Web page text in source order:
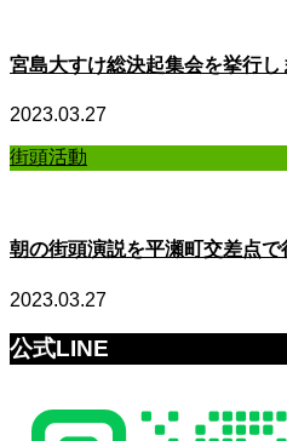
宮島大すけ総決起集会を挙行し
2023.03.27
街頭活動
朝の街頭演説を平瀬町交差点で
2023.03.27
公式LINE